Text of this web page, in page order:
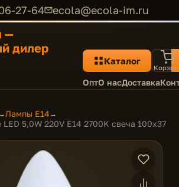
27-64 ecola@ecola-im.ru
Каталог
ОптО насДоставка
→Лампы E14 →
5,0W 220V E14 2700K свеча 100x37